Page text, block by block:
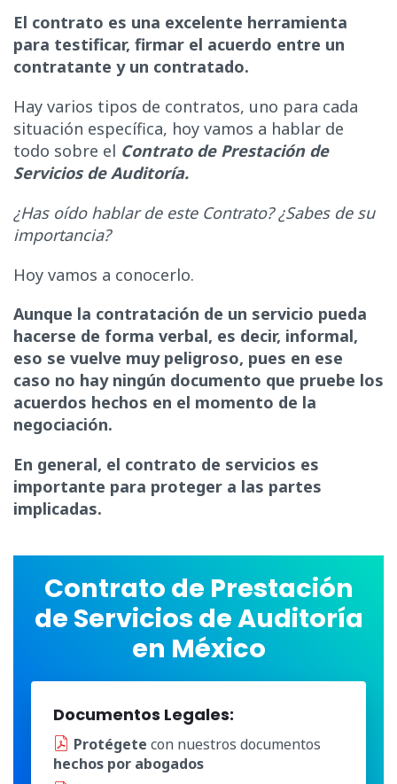
El contrato es una excelente herramienta
para testificar, firmar el acuerdo entre un
contratante y un contratado.
Hay varios tipos de contratos, uno para cada
situación específica, hoy vamos a hablar de
todo sobre el Contrato de Prestación de
Servicios de Auditoría.
¿Has oído hablar de este Contrato? ¿Sabes de su
importancia?
Hoy vamos a conocerlo.
Aunque la contratación de un servicio pueda
hacerse de forma verbal, es decir, informal,
eso se vuelve muy peligroso, pues en ese
caso no hay ningún documento que pruebe los
acuerdos hechos en el momento de la
negociación.
En general, el contrato de servicios es
importante para proteger a las partes
implicadas.
Contrato de Prestación
de Servicios de Auditoría
en México
Documentos Legales:
Protégete con nuestros documentos
hechos por abogados